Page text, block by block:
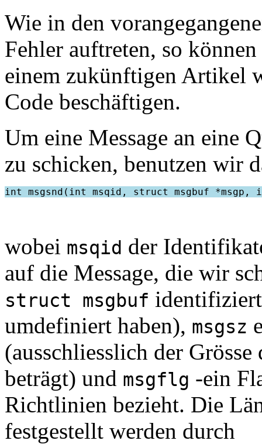
Wie in den
Fehler auftreten, so
einem zukünftigen Artikel
Code beschäftigen.
Um eine Message an eine
zu schicken, benutzen wir
wobei msqid der
auf die Message, die wir
struct msgbuf
umdefiniert haben), msgsz
(ausschliesslich der Grösse
beträgt) und msgflg -ein
Richtlinien bezieht. Die
festgestellt werden durch